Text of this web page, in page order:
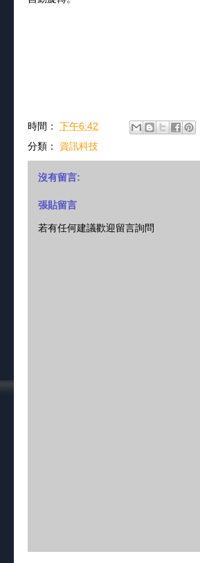
時間： 下午6:42
分類： 資訊科技
沒有留言:
張貼留言
若有任何建議歡迎留言詢問